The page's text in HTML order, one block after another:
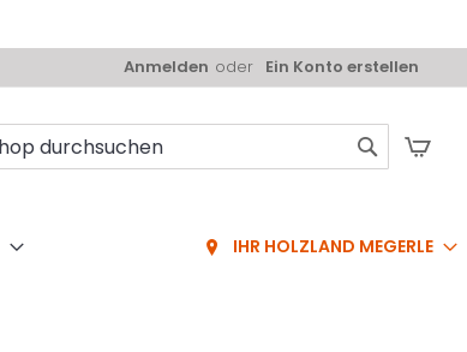
Anmelden Ein Konto erstellen
IHR HOLZLAND MEGERLE